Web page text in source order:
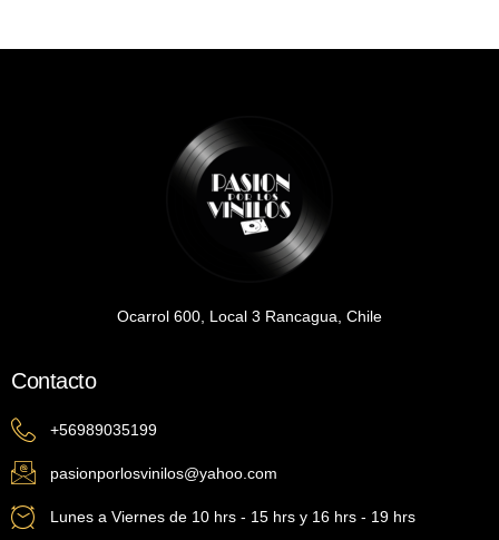
Ocarrol 600, Local 3 Rancagua, Chile
Contacto
+56989035199
pasionporlosvinilos@yahoo.com
Lunes a Viernes de 10 hrs - 15 hrs y 16 hrs - 19 hrs